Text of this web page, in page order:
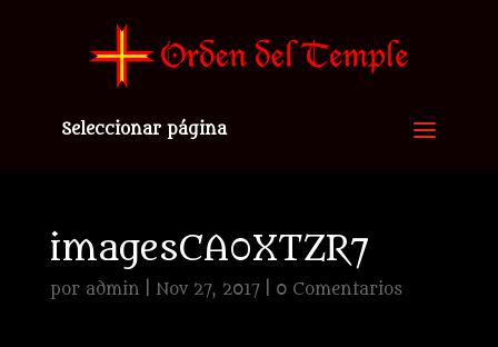
Seleccionar página
imagesCA0XTZR7
por admin Nov 27, 2017| 0 Comentarios